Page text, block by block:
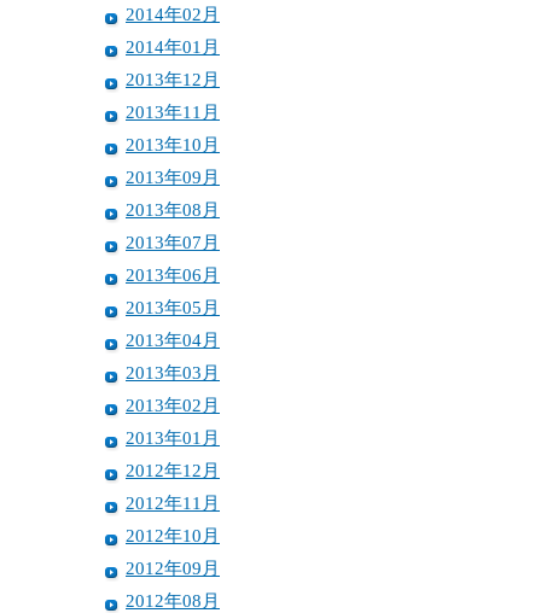
2014年02月
2014年01月
2013年12月
2013年11月
2013年10月
2013年09月
2013年08月
2013年07月
2013年06月
2013年05月
2013年04月
2013年03月
2013年02月
2013年01月
2012年12月
2012年11月
2012年10月
2012年09月
2012年08月